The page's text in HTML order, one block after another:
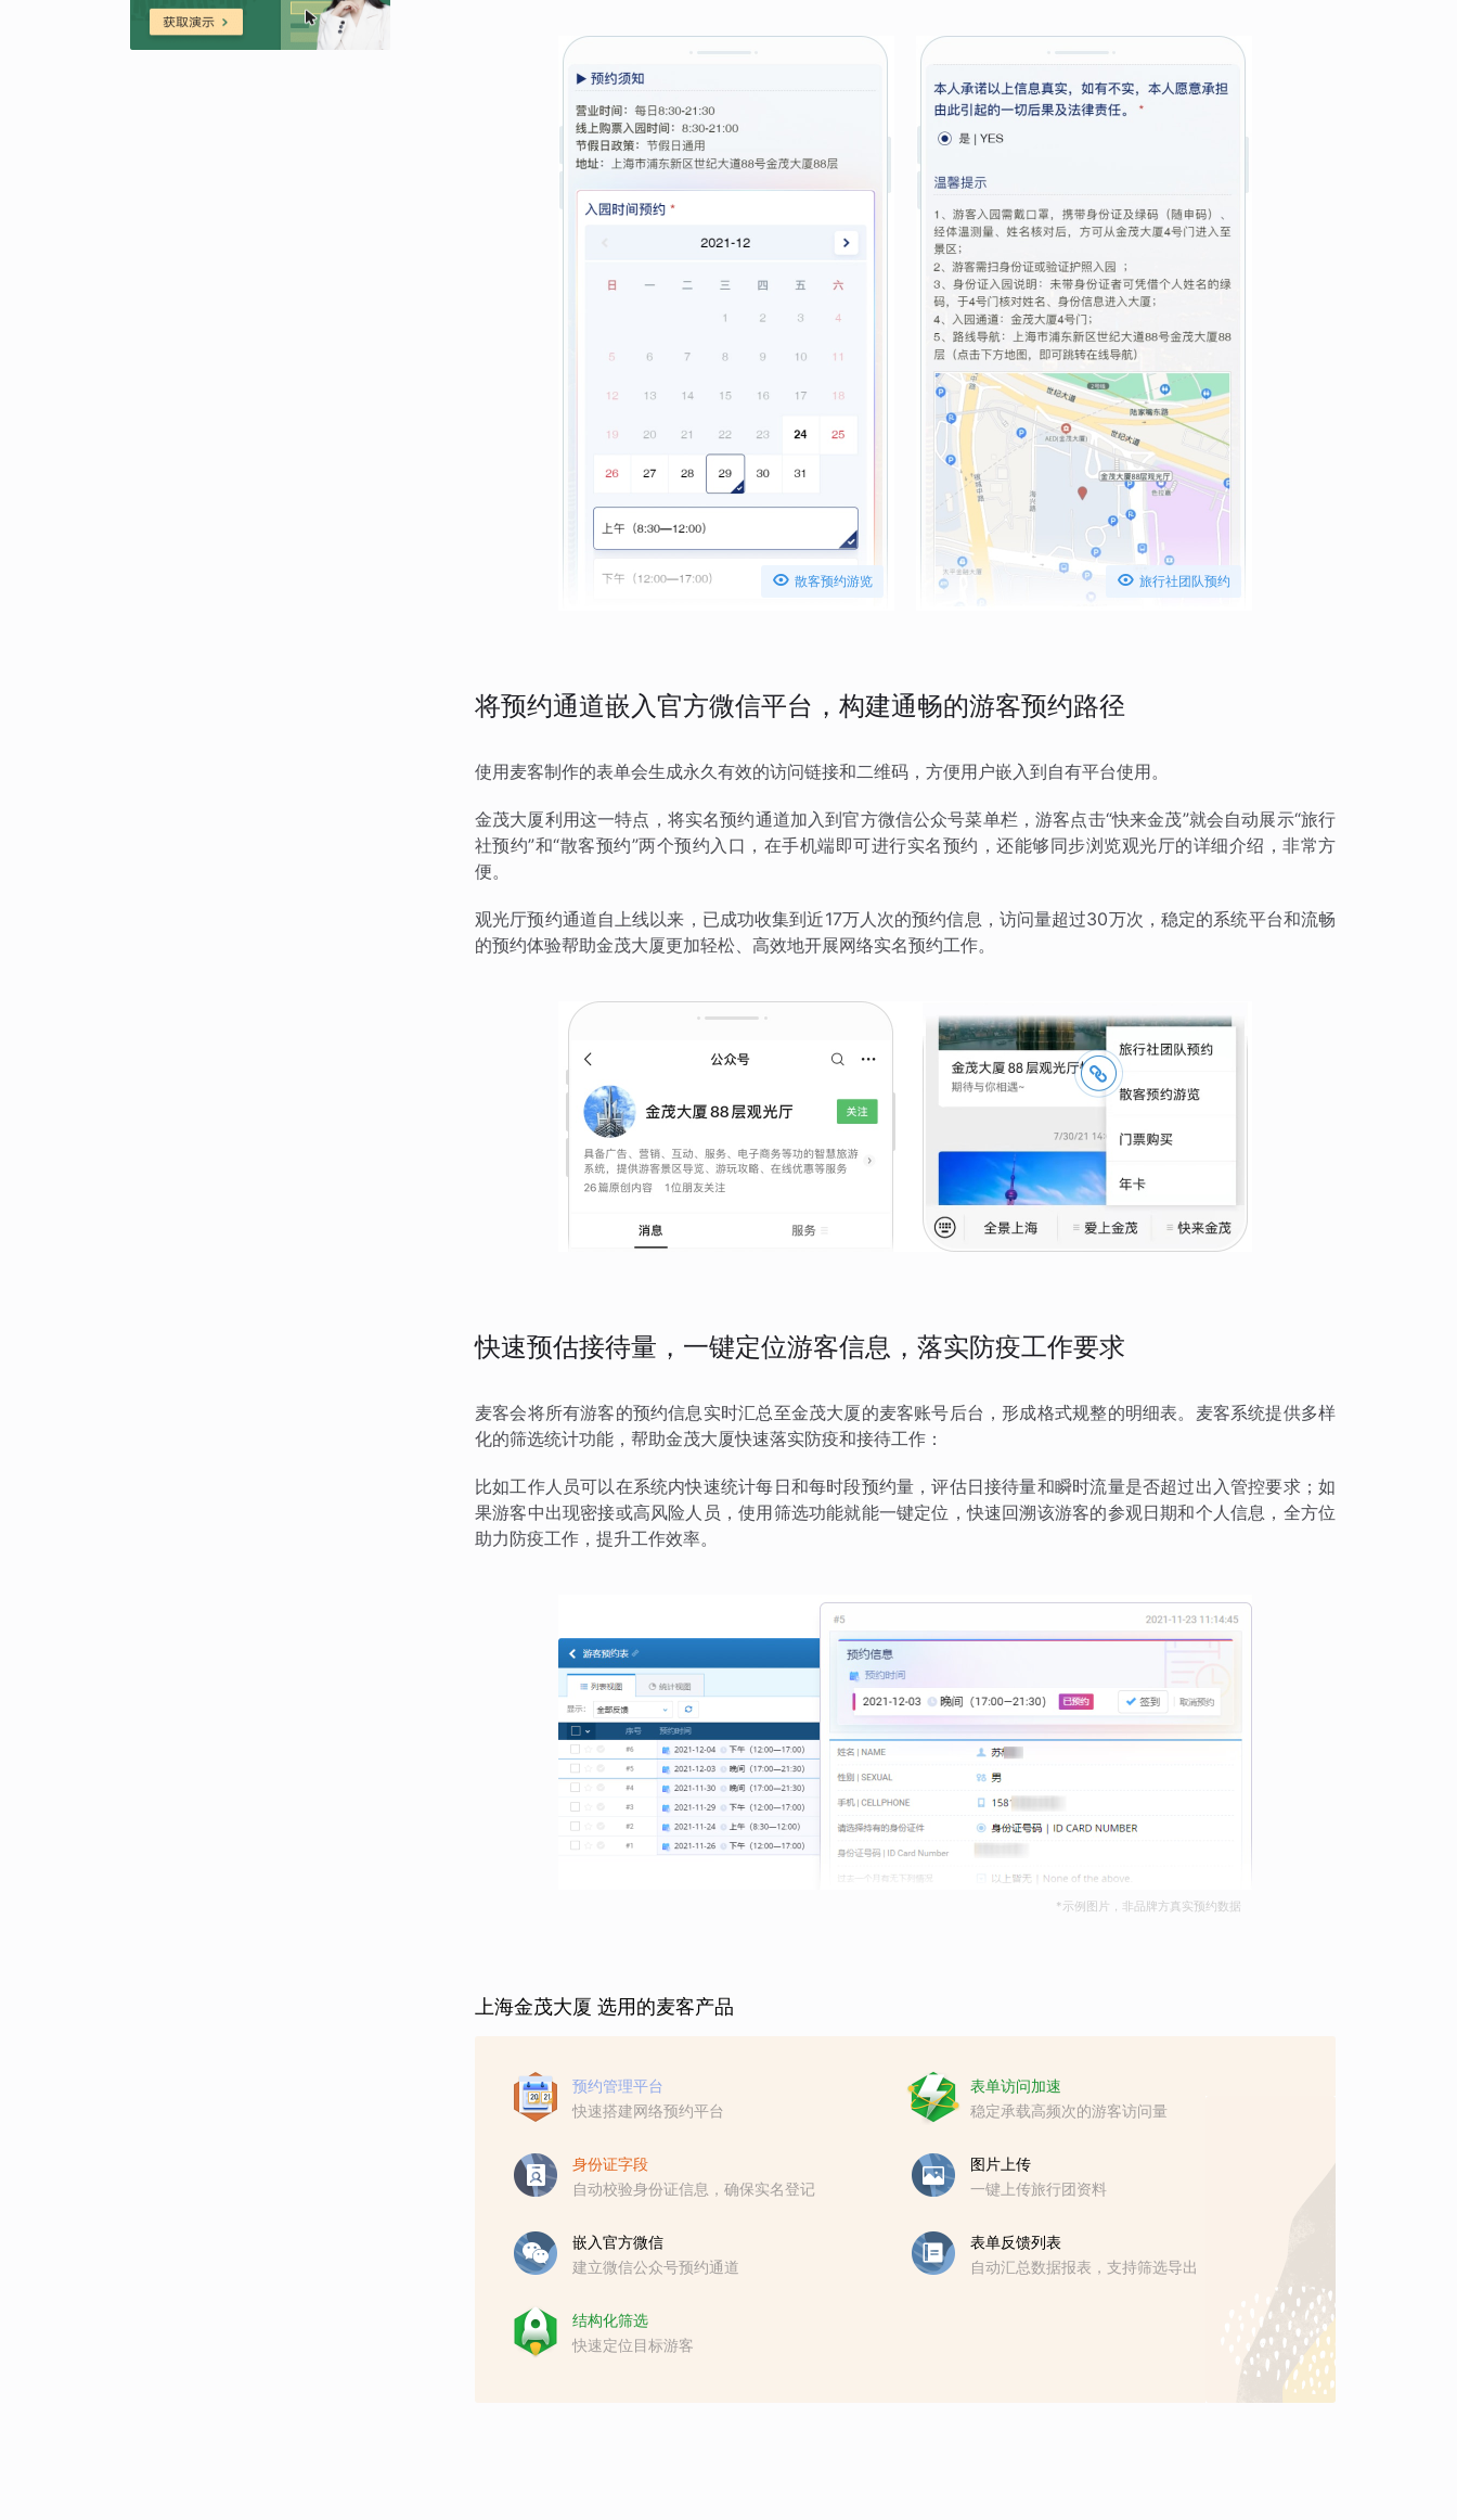
 散客预约游览  旅行社团队预约
将预约通道嵌入官方微信平台，构建通畅的游客预约路径
使用麦客制作的表单会生成永久有效的访问链接和二维码，方便用户嵌入到自有平台使用。
金茂大厦利用这一特点，将实名预约通道加入到官方微信公众号菜单栏，游客点击“快来金茂”就会自动展示“旅行
社预约”和“散客预约”两个预约入口，在手机端即可进行实名预约，还能够同步浏览观光厅的详细介绍，非常方
便。
观光厅预约通道自上线以来，已成功收集到近17万人次的预约信息，访问量超过30万次，稳定的系统平台和流畅
的预约体验帮助金茂大厦更加轻松、高效地开展网络实名预约工作。
快速预估接待量，一键定位游客信息，落实防疫工作要求
麦客会将所有游客的预约信息实时汇总至金茂大厦的麦客账号后台，形成格式规整的明细表。麦客系统提供多样
化的筛选统计功能，帮助金茂大厦快速落实防疫和接待工作：
比如工作人员可以在系统内快速统计每日和每时段预约量，评估日接待量和瞬时流量是否超过出入管控要求；如
果游客中出现密接或高风险人员，使用筛选功能就能一键定位，快速回溯该游客的参观日期和个人信息，全方位
助力防疫工作，提升工作效率。
*示例图片，非品牌方真实预约数据
上海金茂大厦 选用的麦客产品
预约管理平台
快速搭建网络预约平台
表单访问加速
稳定承载高频次的游客访问量
身份证字段
自动校验身份证信息，确保实名登记
图片上传
一键上传旅行团资料
嵌入官方微信
建立微信公众号预约通道
表单反馈列表
自动汇总数据报表，支持筛选导出
结构化筛选
快速定位目标游客